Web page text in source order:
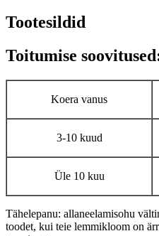
Tootesildid
Toitumise
Koera vanus
3-10 kuud
Üle 10 kuu
Tähelepanu: allaneelamisohu
toodet, kui teie lemmikloom on